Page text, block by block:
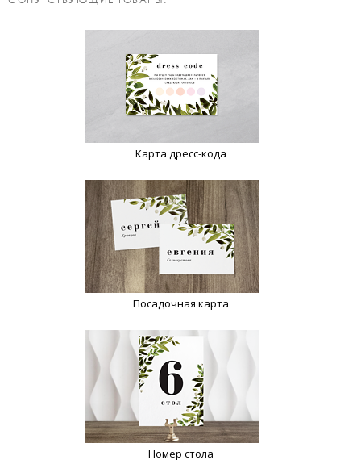
Карта дресс-кода
Посадочная карта
Номер стола